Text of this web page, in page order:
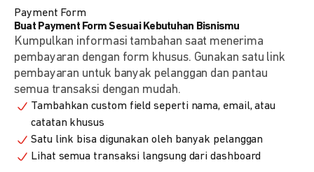
Payment Form
Buat Payment Form Sesuai Kebutuhan Bisnismu
Kumpulkan informasi tambahan saat menerima
pembayaran dengan form khusus. Gunakan satu link
pembayaran untuk banyak pelanggan dan pantau
semua transaksi dengan mudah.
Tambahkan custom field seperti nama, email, atau
catatan khusus
Satu link bisa digunakan oleh banyak pelanggan
Lihat semua transaksi langsung dari dashboard